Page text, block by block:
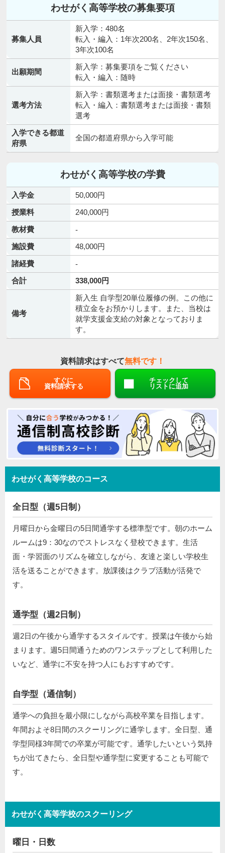
わせがく高等学校の募集要項
募集人員
新入学：480名
転入・編入：1年次200名、2年次150名、
3年次100名
出願期間
新入学：募集要項をご覧ください
転入・編入：随時
選考方法
新入学：書類選考または面接・書類選考
転入・編入：書類選考または面接・書類
選考
入学できる都道
府県
全国の都道府県から入学可能
わせがく高等学校の学費
入学金
50,000円
授業料
240,000円
教材費
-
施設費
48,000円
諸経費
-
合計
338,000円
備考
新入生 自学型20単位履修の例。この他に
積立金をお預かりします。また、当校は
就学支援金支給の対象となっておりま
す。
資料請求はすべて無料です！
すぐに
資料請求する
チェックして
リストに追加
わせがく高等学校のコース
全日型（週5日制）
月曜日から金曜日の5日間通学する標準型です。朝のホーム
ルームは9：30なのでストレスなく登校できます。生活
面・学習面のリズムを確立しながら、友達と楽しい学校生
活を送ることができます。放課後はクラブ活動が活発で
す。
通学型（週2日制）
週2日の午後から通学するスタイルです。授業は午後から始
まります。週5日間通うためのワンステップとして利用した
いなど、通学に不安を持つ人にもおすすめです。
自学型（通信制）
通学への負担を最小限にしながら高校卒業を目指します。
年間およそ8日間のスクーリングに通学します。全日型、通
学型同様3年間での卒業が可能です。通学したいという気持
ちが出てきたら、全日型や通学型に変更することも可能で
す。
わせがく高等学校のスクーリング
曜日・日数